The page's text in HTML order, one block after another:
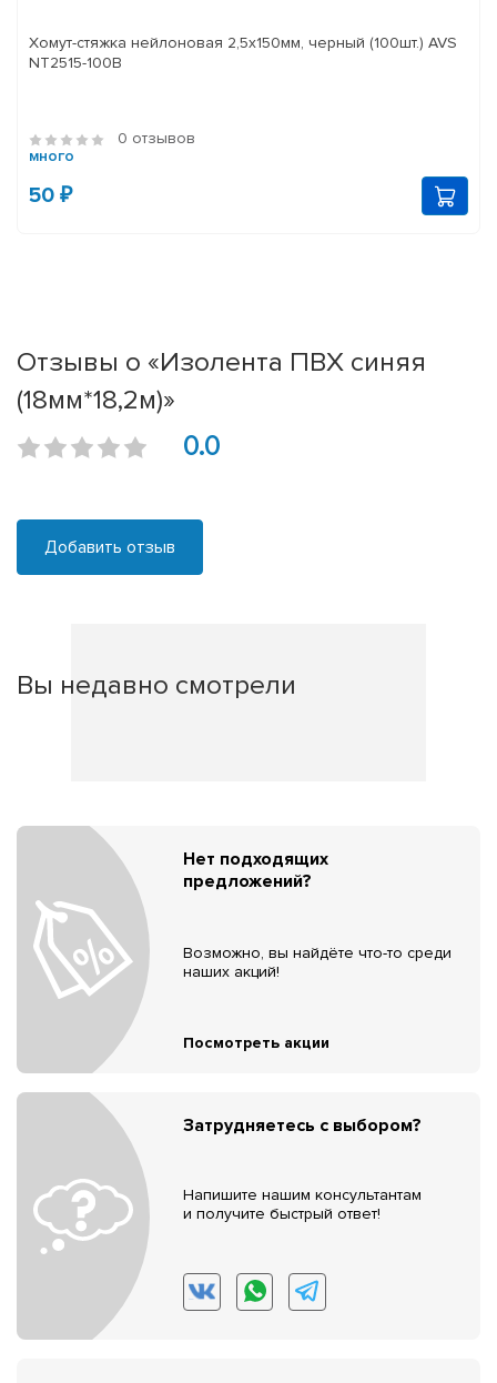
Хомут-стяжка нейлоновая 2,5х150мм, черный (100шт.) AVS
NT2515-100B
0 отзывов
много
50 ₽
Отзывы о «Изолента ПВХ синяя
(18мм*18,2м)»
0.0
Добавить отзыв
Вы недавно смотрели
Нет подходящих
предложений?
Возможно, вы найдёте что-то среди
наших акций!
Посмотреть акции
Затрудняетесь с выбором?
Напишите нашим консультантам
и получите быстрый ответ!